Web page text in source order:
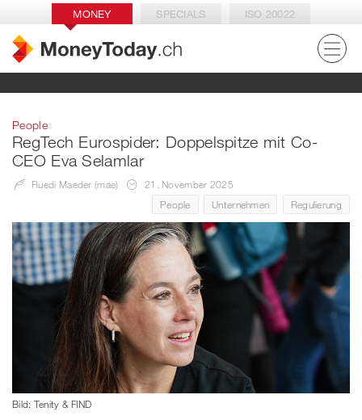
MONEY SPECIALS ISO 20022
People
RegTech Eurospider: Doppelspitze mit Co-
CEO Eva Selamlar
Ruedi Maeder (mae)
21. November 2025
People
Unternehmen Regulierung
Bild: Tenity & FIND